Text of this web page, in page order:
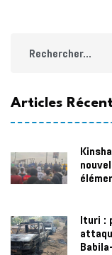
Articles
Ituri :